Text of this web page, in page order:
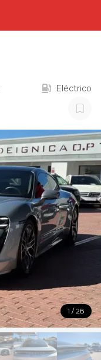
Eléctrico
1 / 28